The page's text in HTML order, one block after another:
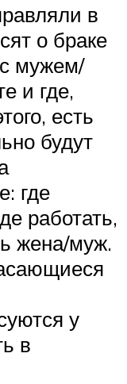
в
о браке
мужем/
и где,
есть
будут
где
работать,
жена/муж.
у
в